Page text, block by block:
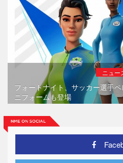
ニュー
フォートナイト、サッカー選手
ニフォームも登場